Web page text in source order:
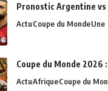
Pronostic Argentine
ActuCoupe du MondeUne
Coupe du Monde
ActuAfriqueCoupe du